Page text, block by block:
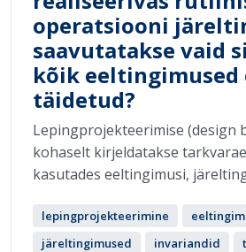
operatsiooni
saavutatakse vaid
kõik eeltingimused
täidetud?
Lepingprojekteerimise (design
kohaselt kirjeldatakse
kasutades eeltingimusi,
lepingprojekteerimine
järeltingimused
invariandid